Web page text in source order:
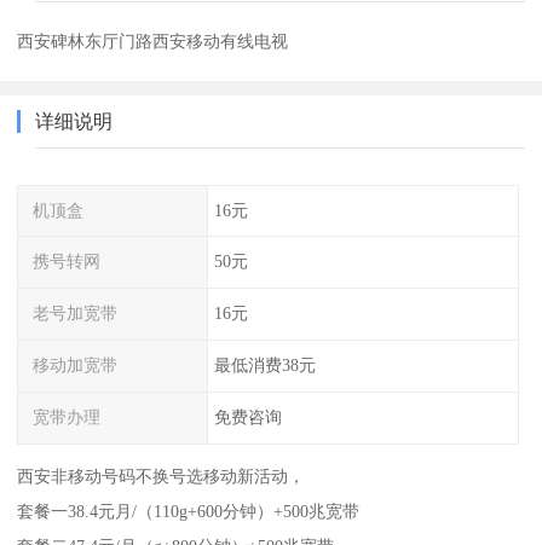
西安碑林东厅门路西安移动有线电视
详细说明
机顶盒 16元
携号转网 50元
老号加宽带 16元
移动加宽带 最低消费38元
宽带办理 免费咨询
西安非移动号码不换号选移动新活动，
套餐一38.4元月/（110g+600分钟）+500兆宽带